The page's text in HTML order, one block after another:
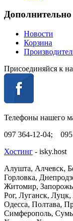
Дополнительно
Новости
Корзина
Присоединяйся к
Телефоны нашего
097 364-12-04; 095
Хостинг - isky.host
Алушта, Алчевск,
Горловка,
Житомир,
Рог, Луганск,
Одесса, Полтава,
Симферополь,